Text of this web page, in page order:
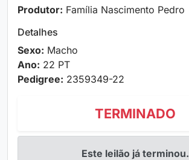
Produtor: Família Nascimento Pedro
Detalhes
Sexo: Macho
Ano: 22 PT
Pedigree: 2359349-22
TERMINADO
Este leilão já terminou.